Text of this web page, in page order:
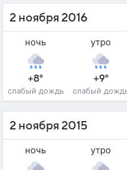
2 ноября 2016
ночь
+8°
слабый дождь
утро
+9°
слабый
2 ноября 2015
ночь утро